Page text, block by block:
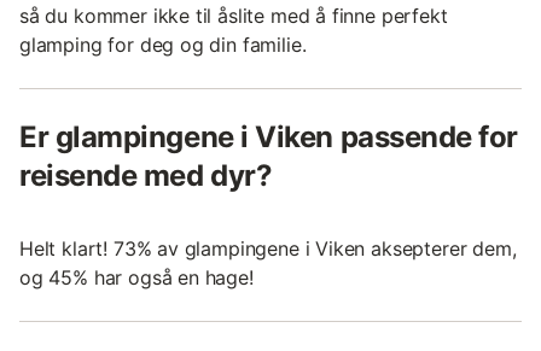
så du kommer ikke til åslite med å finne perfekt
glamping for deg og din familie.
Er glampingene i Viken passende for
reisende med dyr?
Helt klart! 73% av glampingene i Viken aksepterer dem,
og 45% har også en hage!